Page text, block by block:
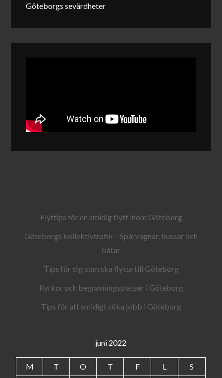
Göteborgs sevärdheter
Flyttips för en smidig flytt inom Göteborg
Göteborgs kollektivtrafik – Spårvagnar, bussar och
båtar
Tips för dig som ska flytta till Göteborg
Kyrkor och begravningsplatser i Göteborg
Tips för att smidigt söka jobb i Göteborg
juni 2022
M T O T F L
S